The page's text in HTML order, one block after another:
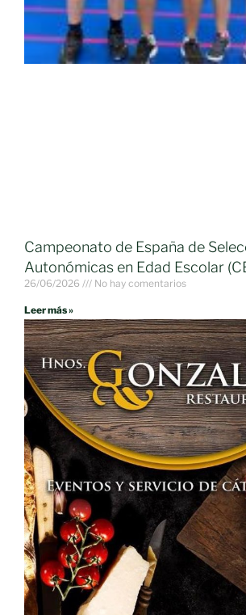
Campeonato de España de
Autonómicas en Edad Escolar
26/06/2026 No hay comentarios
Leer más »